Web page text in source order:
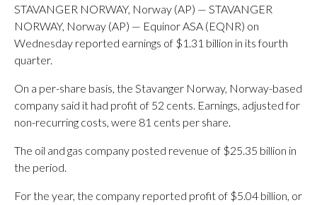
STAVANGER NORWAY, Norway (AP) — STAVANGER
NORWAY, Norway (AP) — Equinor ASA (EQNR) on
Wednesday reported earnings of $1.31 billion in its fourth
quarter.
On a per-share basis, the Stavanger Norway, Norway-based
company said it had profit of 52 cents. Earnings, adjusted for
non-recurring costs, were 81 cents per share.
The oil and gas company posted revenue of $25.35 billion in
the period.
For the year, the company reported profit of $5.04 billion, or